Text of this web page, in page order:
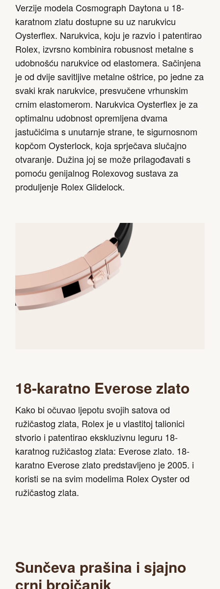
Verzije modela Cosmograph Daytona u 18-
karatnom zlatu dostupne su uz narukvicu
Oysterflex. Narukvica, koju je razvio i patentirao
Rolex, izvrsno kombinira robusnost metalne s
udobnošću narukvice od elastomera. Sačinjena
je od dvije savitljive metalne oštrice, po jedne za
svaki krak narukvice, presvučene vrhunskim
crnim elastomerom. Narukvica Oysterflex je za
optimalnu udobnost opremljena dvama
jastučićima s unutarnje strane, te sigurnosnom
kopčom Oysterlock, koja sprječava slučajno
otvaranje. Dužina joj se može prilagođavati s
pomoću genijalnog Rolexovog sustava za
produljenje Rolex Glidelock.
18-karatno Everose zlato
Kako bi očuvao ljepotu svojih satova od
ružičastog zlata, Rolex je u vlastitoj talionici
stvorio i patentirao ekskluzivnu leguru 18-
karatnog ružičastog zlata: Everose zlato. 18-
karatno Everose zlato predstavljeno je 2005. i
koristi se na svim modelima Rolex Oyster od
ružičastog zlata.
Sunčeva prašina i sjajno
crni brojčanik